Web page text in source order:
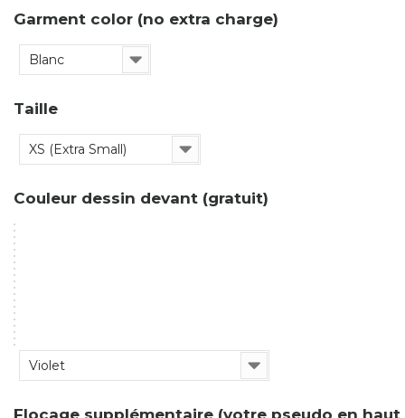
Garment color (no extra charge)
Blanc
Taille
XS (Extra Small)
Couleur dessin devant (gratuit)
Violet
Flocage supplémentaire (votre pseudo en haut